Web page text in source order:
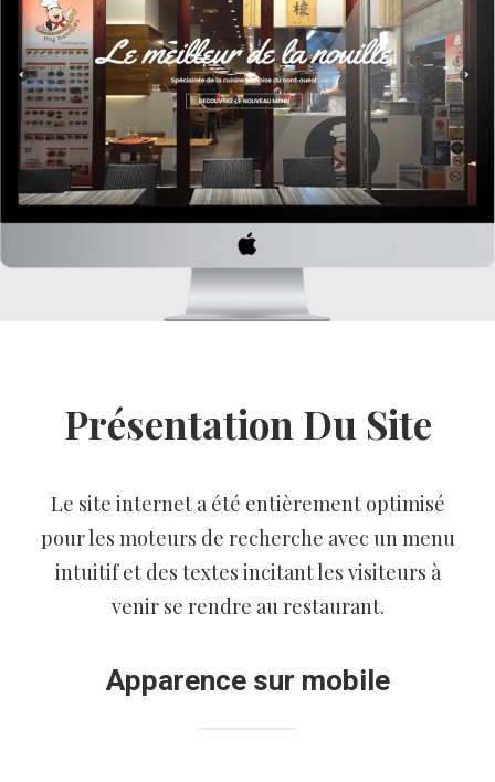
Présentation Du Site
Le site internet a été entièrement optimisé
pour les moteurs de recherche avec un menu
intuitif et des textes incitant les visiteurs à
venir se rendre au restaurant.
Apparence sur mobile